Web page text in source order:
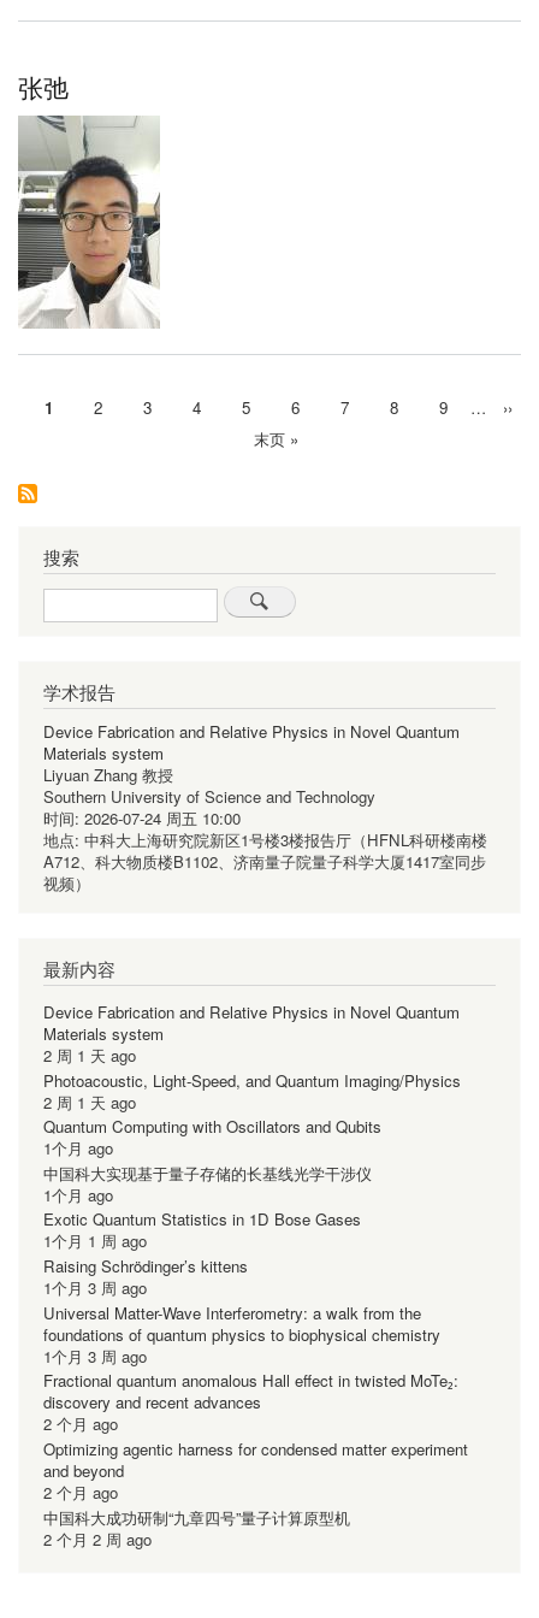
张弛
当1 Page
2 Page
3 Page
4 Page
5 Page
6 Page
7 Page
8 Page
9 …
下
››
末
末页 »
搜索
Search
学术报告
Device Fabrication and Relative Physics in Novel Quantum
Materials system
Liyuan Zhang 教授
Southern University of Science and Technology
时间: 2026-07-24 周五 10:00
地点: 中科大上海研究院新区1号楼3楼报告厅（HFNL科研楼南楼
A712、科大物质楼B1102、济南量子院量子科学大厦1417室同步
视频）
最新内容
Device Fabrication and Relative Physics in Novel Quantum
Materials system
2 周 1 天 ago
Photoacoustic, Light-Speed, and Quantum Imaging/Physics
2 周 1 天 ago
Quantum Computing with Oscillators and Qubits
1个月 ago
中国科大实现基于量子存储的长基线光学干涉仪
1个月 ago
Exotic Quantum Statistics in 1D Bose Gases
1个月 1 周 ago
Raising Schrödinger’s kittens
1个月 3 周 ago
Universal Matter-Wave Interferometry: a walk from the
foundations of quantum physics to biophysical chemistry
1个月 3 周 ago
Fractional quantum anomalous Hall effect in twisted MoTe₂:
discovery and recent advances
2 个月 ago
Optimizing agentic harness for condensed matter experiment
and beyond
2 个月 ago
中国科大成功研制“九章四号”量子计算原型机
2 个月 2 周 ago